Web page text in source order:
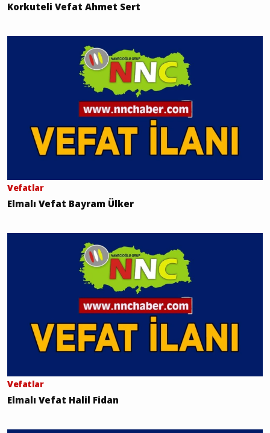
Korkuteli Vefat Ahmet Sert
Vefatlar
Elmalı Vefat Bayram Ülker
Vefatlar
Elmalı Vefat Halil Fidan